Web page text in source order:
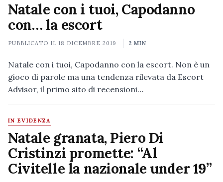
Natale con i tuoi, Capodanno
con… la escort
PUBBLICATO IL18 DICEMBRE 2019 2 MIN
Natale con i tuoi, Capodanno con la escort. Non è un
gioco di parole ma una tendenza rilevata da Escort
Advisor, il primo sito di recensioni…
IN EVIDENZA
Natale granata, Piero Di
Cristinzi promette: “Al
Civitelle la nazionale under 19”